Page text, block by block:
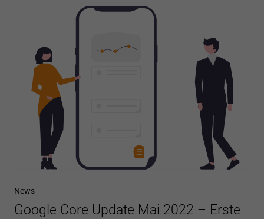
News
Google Core Update Mai 2022 – Erste